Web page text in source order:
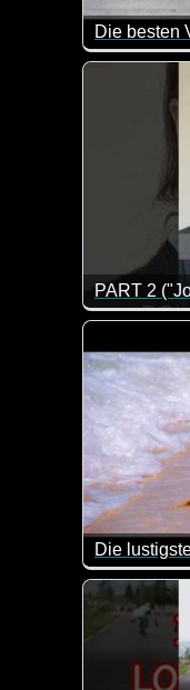
Die besten
Eine tolle
PART 2
Als
Lauter